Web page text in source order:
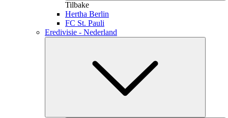
Tilbake
Hertha Berlin
FC St. Pauli
Eredivisie - Nederland